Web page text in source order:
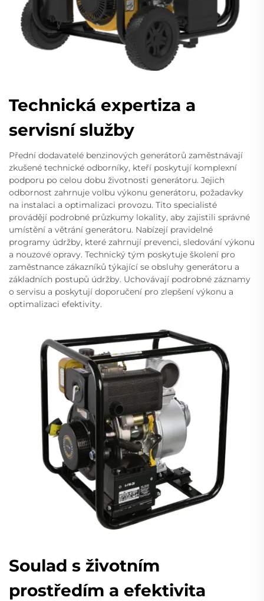
Technická expertiza a
servisní služby
Přední dodavatelé benzinových generátorů zaměstnávají
zkušené technické odborníky, kteří poskytují komplexní
podporu po celou dobu životnosti generátoru. Jejich
odbornost zahrnuje volbu výkonu generátoru, požadavky
na instalaci a optimalizaci provozu. Tito specialisté
provádějí podrobné průzkumy lokality, aby zajistili správné
umístění a větrání generátoru. Nabízejí pravidelné
programy údržby, které zahrnují prevenci, sledování výkonu
a nouzové opravy. Technický tým poskytuje školení pro
zaměstnance zákazníků týkající se obsluhy generátoru a
základních postupů údržby. Uchovávají podrobné záznamy
o servisu a poskytují doporučení pro zlepšení výkonu a
optimalizaci efektivity.
Soulad s životním
prostředím a efektivita